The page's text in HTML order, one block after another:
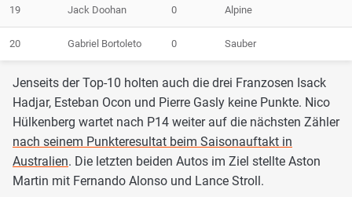
19 Jack Doohan 0 Alpine
20 Gabriel Bortoleto 0 Sauber
Jenseits der Top-10 holten auch die drei Franzosen Isack
Hadjar, Esteban Ocon und Pierre Gasly keine Punkte. Nico
Hülkenberg wartet nach P14 weiter auf die nächsten Zähler
nach seinem Punkteresultat beim Saisonauftakt in
Australien. Die letzten beiden Autos im Ziel stellte Aston
Martin mit Fernando Alonso und Lance Stroll.